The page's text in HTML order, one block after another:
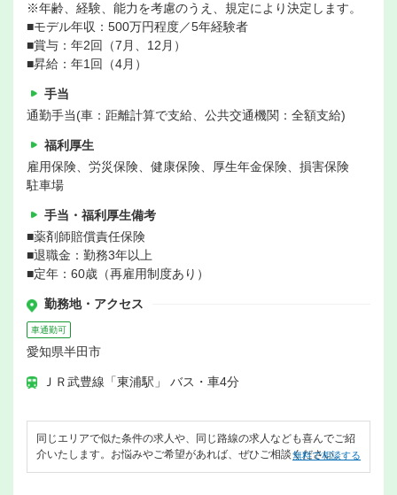
※年齢、経験、能力を考慮のうえ、規定により決定します。
■モデル年収：500万円程度／5年経験者
■賞与：年2回（7月、12月）
■昇給：年1回（4月）
手当
通勤手当(車：距離計算で支給、公共交通機関：全額支給)
福利厚生
雇用保険、労災保険、健康保険、厚生年金保険、損害保険
駐車場
手当・福利厚生備考
■薬剤師賠償責任保険
■退職金：勤務3年以上
■定年：60歳（再雇用制度あり）
勤務地・アクセス
車通勤可
愛知県半田市
ＪＲ武豊線「東浦駅」 バス・車4分
同じエリアで似た条件の求人や、同じ路線の求人なども喜んでご紹
介いたします。お悩みやご希望があれば、ぜひご相談ください。
無料で相談する